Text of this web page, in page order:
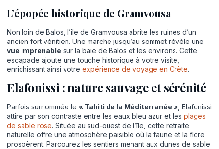
L’épopée historique de Gramvousa
Non loin de Balos, l’île de Gramvousa abrite les ruines d’un
ancien fort vénitien. Une marche jusqu’au sommet révèle une
vue imprenable sur la baie de Balos et les environs. Cette
escapade ajoute une touche historique à votre visite,
enrichissant ainsi votre expérience de voyage en Crète.
Elafonissi : nature sauvage et sérénité
Parfois surnommée le « Tahiti de la Méditerranée » , Elafonissi
attire par son contraste entre les eaux bleu azur et les plages
de sable rose. Située au sud-ouest de l’île, cette retraite
naturelle offre une atmosphère paisible où la faune et la flore
prospèrent. Parcourez les sentiers menant aux dunes de sable